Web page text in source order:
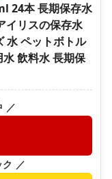
24本 長期保存水
イリスの保存水
水 ペットボトル
飲料水 長期保
／
ク ／